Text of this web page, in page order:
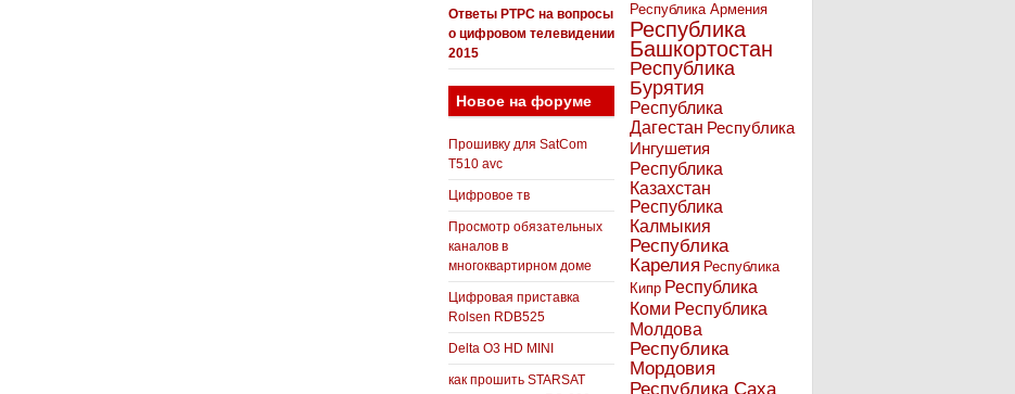
Ответы РТРС на вопросы
о цифровом телевидении
2015
Новое на форуме
Прошивку для SatCom
T510 avc
Цифровое тв
Просмотр обязательных
каналов в
многоквартирном доме
Цифровая приставка
Rolsen RDB525
Delta O3 HD MINI
как прошить STARSAT
Республика Армения
Республика
Башкортостан
Республика
Бурятия
Республика
Дагестан Республика
Ингушетия
Республика
Казахстан
Республика
Калмыкия
Республика
Карелия Республика
Кипр Республика
Коми Республика
Молдова
Республика
Мордовия
Республика Саха